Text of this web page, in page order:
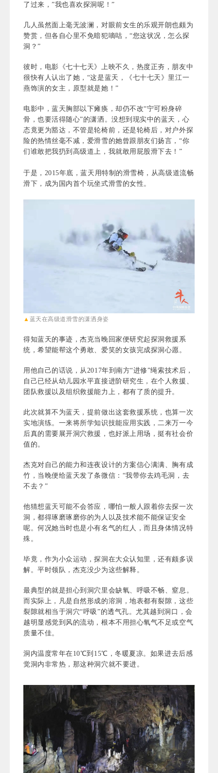
了过来，”我也喜欢探洞呢！”
几人虽然面上毫无波澜，对眼前女生的乐观开朗也颇为
赞赏，但各自心里不免暗犯嘀咕，“您这状况，怎么探
洞？”
彼时，电影《七十七天》上映不久，热度正夯，朋友中
很快有人认出了她，“这是蓝天，《七十七天》里江一
燕饰演的女主，原型就是她！”
电影中，蓝天胸部以下瘫痪，却仍不改“宁可粉身碎
骨，也要活得随心”的潇洒。没想到现实中的蓝天，心
态竟更为豁达，不管是轮椅前，还是轮椅后，对户外探
险的热情丝毫不减，爱滑雪的她曾跟朋友们扬言，“你
们谁敢把我扔到高级道上，我就敢用屁股滑下去！”
于是，2015年底，蓝天用特制的滑雪椅，从高级道流畅
滑下，成为国内首个玩坐式滑雪的女性。
▲ 蓝天在高级道滑雪的潇洒身姿
得知蓝天的事迹，杰克当晚回家便研究起探洞救援系
统，希望能帮这个勇敢、爱笑的女孩完成探洞心愿。
用他自己的话说，从2017年到南方“进修”绳索技术后，
自己已经从幼儿园水平直接进阶研究生，在个人救援、
团队救援以及组织救援能力上，都有了质的提升。
此次就算不为蓝天，提前做出这套救援系统，也算一次
实地演练。一来将所学知识技能应用实践，二来万一今
后真的需要展开洞穴救援，也好派上用场，挺有社会价
值的。
杰克对自己的能力和连夜设计的方案信心满满、胸有成
竹，当晚便给蓝天发了条微信：“我带你去鸡毛洞，去
不去？”
他猜想蓝天可能不会答应，哪怕一般人跟着你去探一次
洞，都得琢磨琢磨你的为人以及技术能不能保证安全
呢。何况她当时也是小有名气的红人，而且身体情况特
殊。
毕竟，作为小众运动，探洞在大众认知里，还有颇多误
解。平时领队，杰克没少为这些解释。
最典型的就是担心到洞穴里会缺氧、呼吸不畅、窒息。
而实际上，凡是自然形成的溶洞，地表都有裂隙，这些
裂隙就相当于洞穴“呼吸”的透气孔。尤其越到洞口，会
越明显感觉到风的流动，根本不用担心氧气不足或空气
质量不佳。
洞内温度常年在10℃到15℃，冬暖夏凉。如果进去后感
觉洞内非常热，那这种洞穴就不要进。